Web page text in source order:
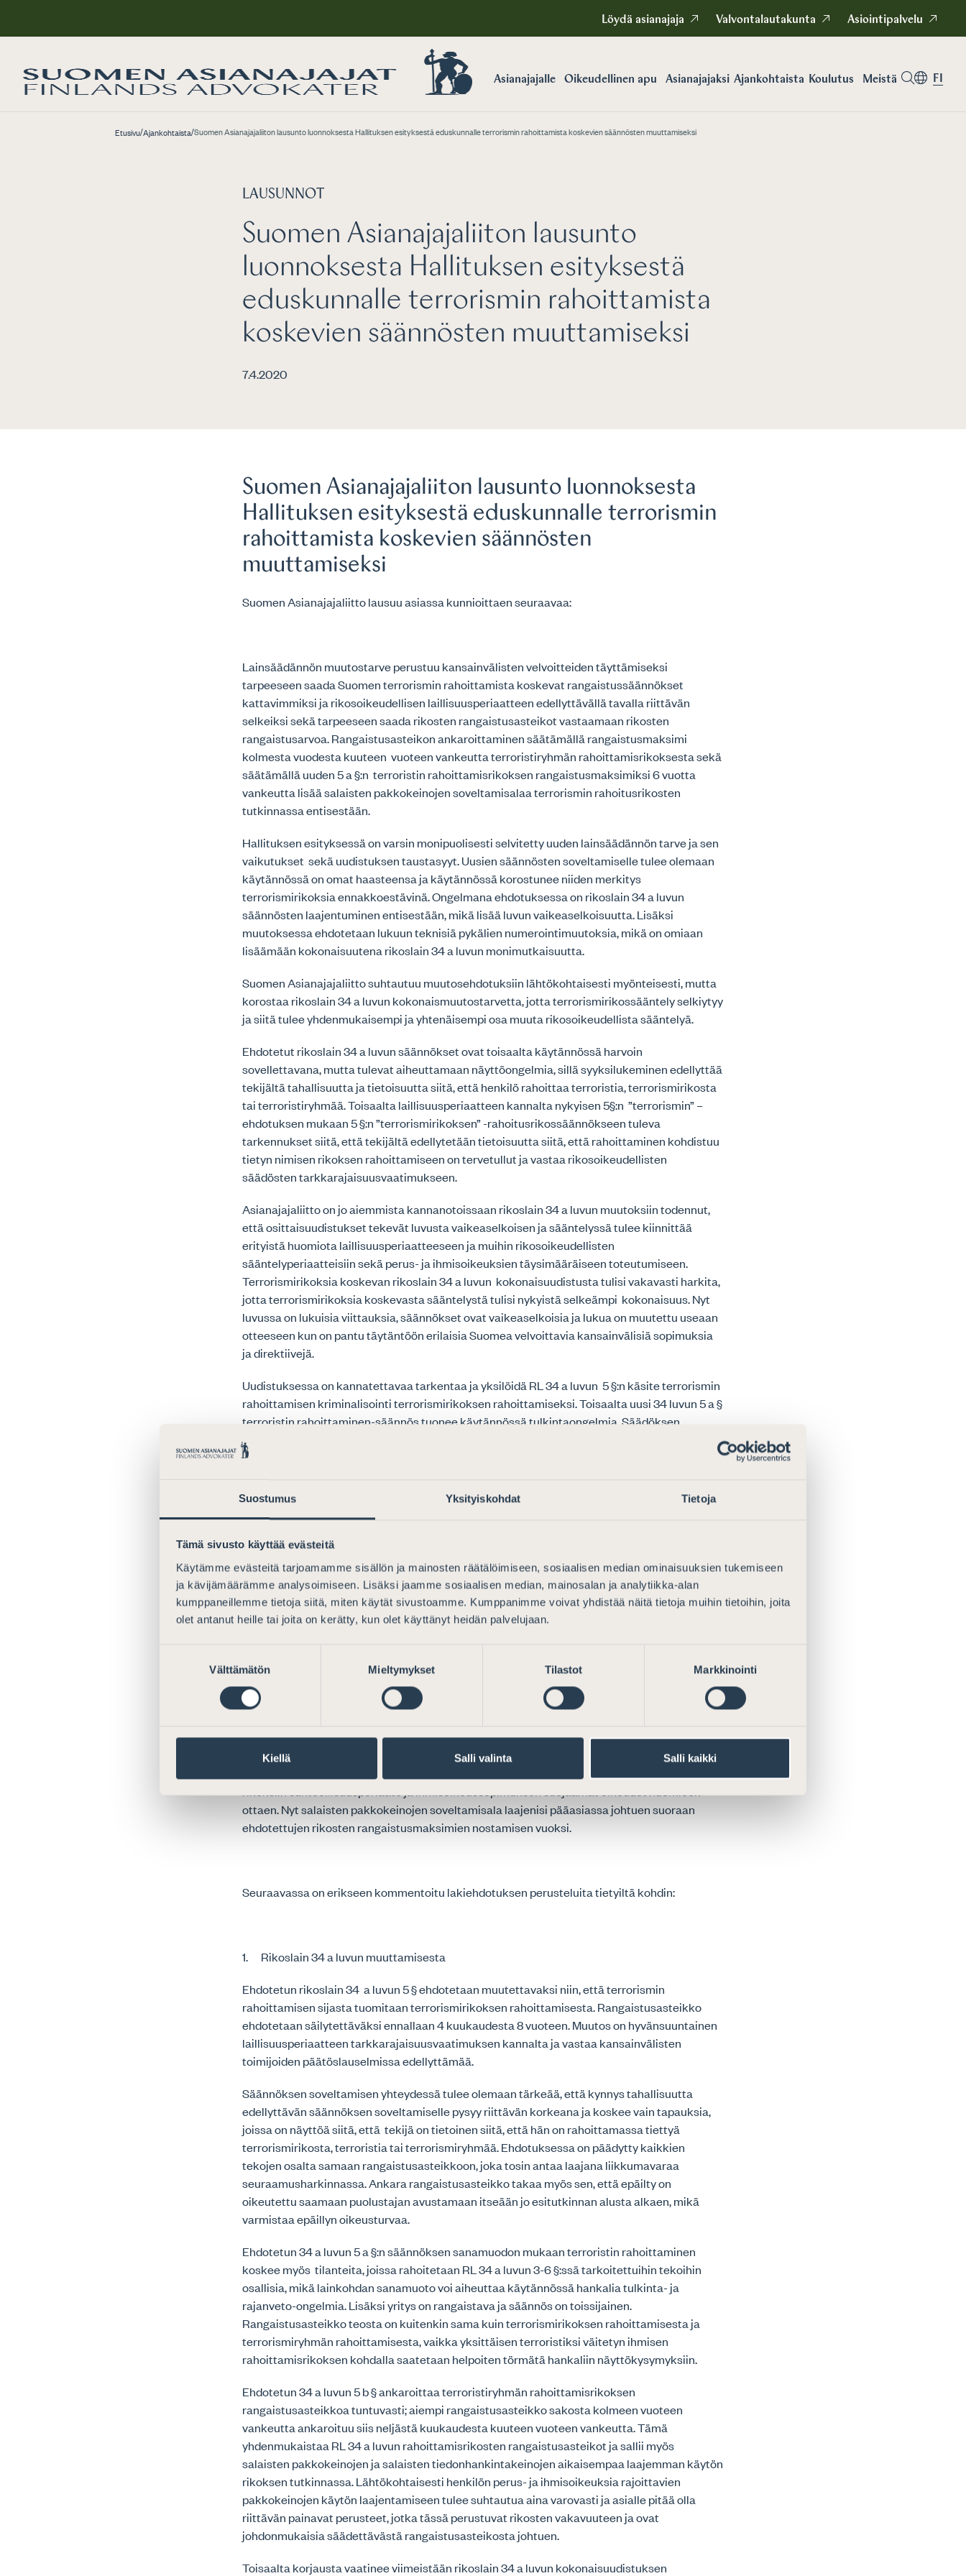
Suostumus Yksityiskohdat Tietoja
Tämä sivusto käyttää evästeitä
Käytämme evästeitä tarjoamamme sisällön ja mainosten räätälöimiseen, sosiaalisen median ominaisuuksien tukemiseen
ja kävijämäärämme analysoimiseen. Lisäksi jaamme sosiaalisen median, mainosalan ja analytiikka-alan
kumppaneillemme tietoja siitä, miten käytät sivustoamme. Kumppanimme voivat yhdistää näitä tietoja muihin tietoihin, joita
olet antanut heille tai joita on kerätty, kun olet käyttänyt heidän palvelujaan.
Välttämätön Mieltymykset Tilastot Markkinointi
Kiellä Salli valinta Salli kaikki
Löydä asianajaja Valvontalautakunta Asiointipalvelu
Asianajajalle Oikeudellinen apu Asianajajaksi Ajankohtaista Koulutus Meistä FI
Etusivu/Ajankohtaista/Suomen Asianajajaliiton lausunto luonnoksesta Hallituksen esityksestä eduskunnalle terrorismin rahoittamista koskevien säännösten muuttamiseksi
LAUSUNNOT
Suomen Asianajajaliiton lausunto
luonnoksesta Hallituksen esityksestä
eduskunnalle terrorismin rahoittamista
koskevien säännösten muuttamiseksi
7.4.2020
Suomen Asianajajaliiton lausunto luonnoksesta
Hallituksen esityksestä eduskunnalle terrorismin
rahoittamista koskevien säännösten
muuttamiseksi
Suomen Asianajajaliitto lausuu asiassa kunnioittaen seuraavaa:
Lainsäädännön muutostarve perustuu kansainvälisten velvoitteiden täyttämiseksi
tarpeeseen saada Suomen terrorismin rahoittamista koskevat rangaistussäännökset
kattavimmiksi ja rikosoikeudellisen laillisuusperiaatteen edellyttävällä tavalla riittävän
selkeiksi sekä tarpeeseen saada rikosten rangaistusasteikot vastaamaan rikosten
rangaistusarvoa. Rangaistusasteikon ankaroittaminen säätämällä rangaistusmaksimi
kolmesta vuodesta kuuteen vuoteen vankeutta terroristiryhmän rahoittamisrikoksesta sekä
säätämällä uuden 5 a §:n terroristin rahoittamisrikoksen rangaistusmaksimiksi 6 vuotta
vankeutta lisää salaisten pakkokeinojen soveltamisalaa terrorismin rahoitusrikosten
tutkinnassa entisestään.
Hallituksen esityksessä on varsin monipuolisesti selvitetty uuden lainsäädännön tarve ja sen
vaikutukset sekä uudistuksen taustasyyt. Uusien säännösten soveltamiselle tulee olemaan
käytännössä on omat haasteensa ja käytännössä korostunee niiden merkitys
terrorismirikoksia ennakkoestävinä. Ongelmana ehdotuksessa on rikoslain 34 a luvun
säännösten laajentuminen entisestään, mikä lisää luvun vaikeaselkoisuutta. Lisäksi
muutoksessa ehdotetaan lukuun teknisiä pykälien numerointimuutoksia, mikä on omiaan
lisäämään kokonaisuutena rikoslain 34 a luvun monimutkaisuutta.
Suomen Asianajajaliitto suhtautuu muutosehdotuksiin lähtökohtaisesti myönteisesti, mutta
korostaa rikoslain 34 a luvun kokonaismuutostarvetta, jotta terrorismirikossääntely selkiytyy
ja siitä tulee yhdenmukaisempi ja yhtenäisempi osa muuta rikosoikeudellista sääntelyä.
Ehdotetut rikoslain 34 a luvun säännökset ovat toisaalta käytännössä harvoin
sovellettavana, mutta tulevat aiheuttamaan näyttöongelmia, sillä syyksilukeminen edellyttää
tekijältä tahallisuutta ja tietoisuutta siitä, että henkilö rahoittaa terroristia, terrorismirikosta
tai terroristiryhmää. Toisaalta laillisuusperiaatteen kannalta nykyisen 5§:n ”terrorismin” –
ehdotuksen mukaan 5 §:n ”terrorismirikoksen” -rahoitusrikossäännökseen tuleva
tarkennukset siitä, että tekijältä edellytetään tietoisuutta siitä, että rahoittaminen kohdistuu
tietyn nimisen rikoksen rahoittamiseen on tervetullut ja vastaa rikosoikeudellisten
säädösten tarkkarajaisuusvaatimukseen.
Asianajajaliitto on jo aiemmista kannanotoissaan rikoslain 34 a luvun muutoksiin todennut,
että osittaisuudistukset tekevät luvusta vaikeaselkoisen ja sääntelyssä tulee kiinnittää
erityistä huomiota laillisuusperiaatteeseen ja muihin rikosoikeudellisten
sääntelyperiaatteisiin sekä perus- ja ihmisoikeuksien täysimääräiseen toteutumiseen.
Terrorismirikoksia koskevan rikoslain 34 a luvun kokonaisuudistusta tulisi vakavasti harkita,
jotta terrorismirikoksia koskevasta sääntelystä tulisi nykyistä selkeämpi kokonaisuus. Nyt
luvussa on lukuisia viittauksia, säännökset ovat vaikeaselkoisia ja lukua on muutettu useaan
otteeseen kun on pantu täytäntöön erilaisia Suomea velvoittavia kansainvälisiä sopimuksia
ja direktiivejä.
Uudistuksessa on kannatettavaa tarkentaa ja yksilöidä RL 34 a luvun 5 §:n käsite terrorismin
rahoittamisen kriminalisointi terrorismirikoksen rahoittamiseksi. Toisaalta uusi 34 luvun 5 a §
terroristin rahoittaminen-säännös tuonee käytännössä tulkintaongelmia. Säädöksen
sanamuodon perusteella on vaara, että lainkohtaa sovelletaan matalalla kynnyksellä, jos
teonkuvaus täyttyy sillä, että ”tietoisena siitä, että niillä rahoitetaan henkilöä, joka
perusteella toimii..”. Rikosoikeudellisen sääntelyn tarkkarajaisuusvaatimus ei näin
täyttääkö rahoitettava henkilö lainkohdan ”terroristin” varsin tulkinnanvaraisen määritelmän
kulloisessa yksittäistapauksessa ja minkä asteisia lausumia ja uhkauksia olisi oltava, jotta
rahoittajan tahallisuus terroristin rahoittamisesta pystytään käytännössä näyttämään
toteen. Toisaalta miten rahoittaja pystyy riittävästi puolustautumaan ja osoittamaan
tahallisuutensa puuttumisen tilanteessa, jossa hän ei uskonut henkilön tosiasiassa olevan
Säädönmuutokset johtaisivat terrorismiryhmän rahoittamisesta tuomittavan
rangaistusasteikon tuntuvaan ankaroitumiseen ja samalla mahdollistaa myös laajemman
salaisten pakkokeinojen soveltamisalan. Pakkokeinojen käyttöalan laajentumiseen tulee
Asianajajaliitto on jo aiemmin todennut, että tulisi noudattaa varovaista linjaa salaisten
pakkokeinojen sovellettavuuden laajentamisessa rangaistusasteikoltaan lievempiin
ottaen. Nyt salaisten pakkokeinojen soveltamisala laajenisi pääasiassa johtuen suoraan
ehdotettujen rikosten rangaistusmaksimien nostamisen vuoksi.
Seuraavassa on erikseen kommentoitu lakiehdotuksen perusteluita tietyiltä kohdin:
1. Rikoslain 34 a luvun muuttamisesta
Ehdotetun rikoslain 34 a luvun 5 § ehdotetaan muutettavaksi niin, että terrorismin
rahoittamisen sijasta tuomitaan terrorismirikoksen rahoittamisesta. Rangaistusasteikko
ehdotetaan säilytettäväksi ennallaan 4 kuukaudesta 8 vuoteen. Muutos on hyvänsuuntainen
laillisuusperiaatteen tarkkarajaisuusvaatimuksen kannalta ja vastaa kansainvälisten
toimijoiden päätöslauselmissa edellyttämää.
Säännöksen soveltamisen yhteydessä tulee olemaan tärkeää, että kynnys tahallisuutta
edellyttävän säännöksen soveltamiselle pysyy riittävän korkeana ja koskee vain tapauksia,
joissa on näyttöä siitä, että tekijä on tietoinen siitä, että hän on rahoittamassa tiettyä
terrorismirikosta, terroristia tai terrorismiryhmää. Ehdotuksessa on päädytty kaikkien
tekojen osalta samaan rangaistusasteikkoon, joka tosin antaa laajana liikkumavaraa
seuraamusharkinnassa. Ankara rangaistusasteikko takaa myös sen, että epäilty on
oikeutettu saamaan puolustajan avustamaan itseään jo esitutkinnan alusta alkaen, mikä
varmistaa epäillyn oikeusturvaa.
Ehdotetun 34 a luvun 5 a §:n säännöksen sanamuodon mukaan terroristin rahoittaminen
koskee myös tilanteita, joissa rahoitetaan RL 34 a luvun 3-6 §:ssä tarkoitettuihin tekoihin
osallisia, mikä lainkohdan sanamuoto voi aiheuttaa käytännössä hankalia tulkinta- ja
rajanveto-ongelmia. Lisäksi yritys on rangaistava ja säännös on toissijainen.
Rangaistusasteikko teosta on kuitenkin sama kuin terrorismirikoksen rahoittamisesta ja
terrorismiryhmän rahoittamisesta, vaikka yksittäisen terroristiksi väitetyn ihmisen
rahoittamisrikoksen kohdalla saatetaan helpoiten törmätä hankaliin näyttökysymyksiin.
Ehdotetun 34 a luvun 5 b § ankaroittaa terroristiryhmän rahoittamisrikoksen
rangaistusasteikkoa tuntuvasti; aiempi rangaistusasteikko sakosta kolmeen vuoteen
vankeutta ankaroituu siis neljästä kuukaudesta kuuteen vuoteen vankeutta. Tämä
yhdenmukaistaa RL 34 a luvun rahoittamisrikosten rangaistusasteikot ja sallii myös
salaisten pakkokeinojen ja salaisten tiedonhankintakeinojen aikaisempaa laajemman käytön
rikoksen tutkinnassa. Lähtökohtaisesti henkilön perus- ja ihmisoikeuksia rajoittavien
pakkokeinojen käytön laajentamiseen tulee suhtautua aina varovasti ja asialle pitää olla
riittävän painavat perusteet, jotka tässä perustuvat rikosten vakavuuteen ja ovat
johdonmukaisia säädettävästä rangaistusasteikosta johtuen.
Toisaalta korjausta vaatinee viimeistään rikoslain 34 a luvun kokonaisuudistuksen